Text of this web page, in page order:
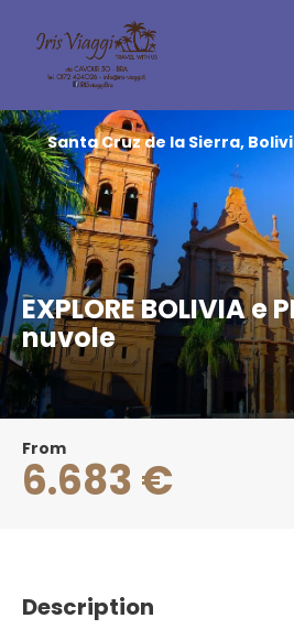
EXPLORE BOLIVIA e
nuvole
Santa Cruz de la Sierra,
From
6.683 €
Description